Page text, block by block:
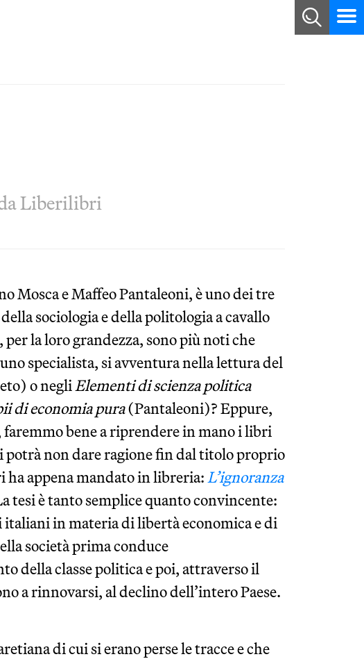
Liberilibri
Mosca e Maffeo Pantaleoni, è uno dei tre
sociologia e della politologia a cavallo
la loro grandezza, sono più noti che
specialista, si avventura nella lettura del
o negliElementi di scienza politica
di economia pura(Pantaleoni)? Eppure,
faremmo bene a riprendere in mano i libri
non dare ragione fin dal titolo proprio
appena mandato in libreria:L’ignoranza
tesi è tanto semplice quanto convincente:
italiani in materia di libertà economica e di
società prima conduce
della classe politica e poi, attraverso il
a rinnovarsi, al declino dell’intero Paese.
di cui si erano perse le tracce e che